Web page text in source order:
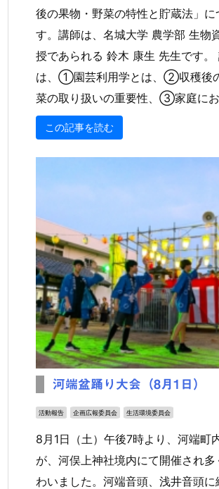
後の果物・野菜の特性と貯蔵法」に
す。講師は、名城大学 農学部 生物
授であられる 鈴木 康生 先生です。
は、①園芸利用学とは、②収穫後
菜の取り扱いの重要性、③家庭に
この記事を読む
河端盆踊り大会（8月1日）
活動報告 企画広報委員会 生活環境委員会
8月1日（土）午後7時より、河端町
が、河俣上神社境内にて開催され多
わいました。河端音頭、浅井音頭に